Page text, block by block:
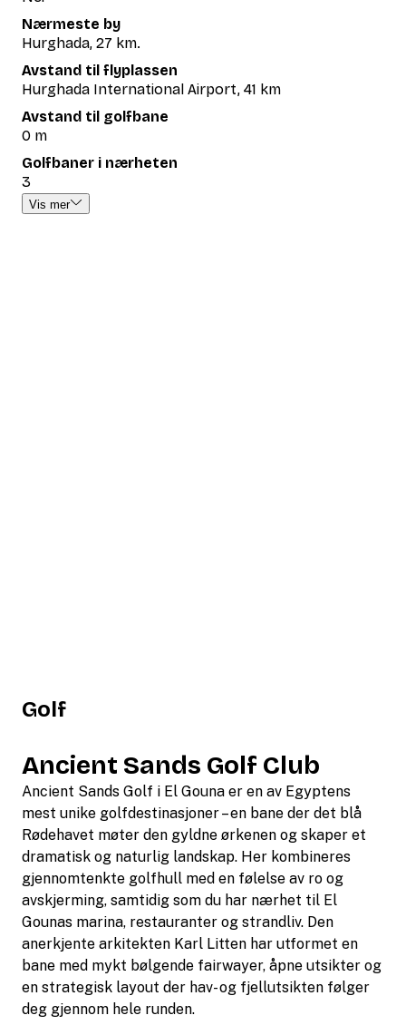
Nærmeste by
Hurghada, 27 km.
Avstand til flyplassen
Hurghada International Airport, 41 km
Avstand til golfbane
0 m
Golfbaner i nærheten
3
Vis mer
Golf
Ancient Sands Golf Club
Ancient Sands Golf i El Gouna er en av Egyptens
mest unike golfdestinasjoner – en bane der det blå
Rødehavet møter den gyldne ørkenen og skaper et
dramatisk og naturlig landskap. Her kombineres
gjennomtenkte golfhull med en følelse av ro og
avskjerming, samtidig som du har nærhet til El
Gounas marina, restauranter og strandliv. Den
anerkjente arkitekten Karl Litten har utformet en
bane med mykt bølgende fairwayer, åpne utsikter og
en strategisk layout der hav- og fjellutsikten følger
deg gjennom hele runden.